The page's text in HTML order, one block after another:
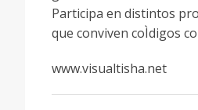
Participa en distintos
que conviven coÌdigos
www.visualtisha.net